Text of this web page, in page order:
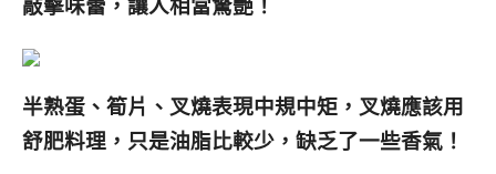
半熟蛋、筍片、叉燒表現中規中矩，叉燒應該用
舒肥料理，只是油脂比較少，缺乏了一些香氣！